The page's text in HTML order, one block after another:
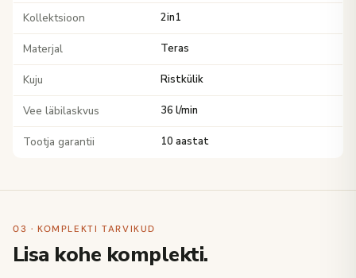
Kollektsioon 2in1
Materjal Teras
Kuju Ristkülik
Vee läbilaskvus 36 l/min
Tootja garantii 10 aastat
03 · KOMPLEKTI TARVIKUD
Lisa kohe komplekti.